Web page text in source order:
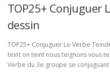
TOP25+ Conjuguer
dessin
TOP25+ Conjuguer Le Verbe
teint on teint nous teignons vous
Verbe du 3e groupe se